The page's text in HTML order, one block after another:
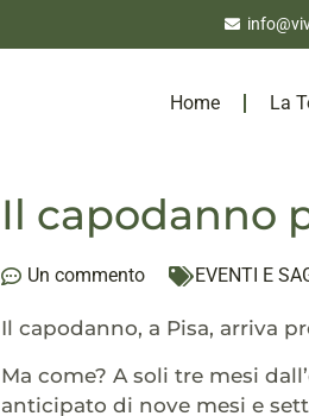
Home La
Il capodanno
Un commento EVENTI E
Il capodanno, a Pisa, arriva
Ma come? A soli tre mesi
anticipato di nove mesi e